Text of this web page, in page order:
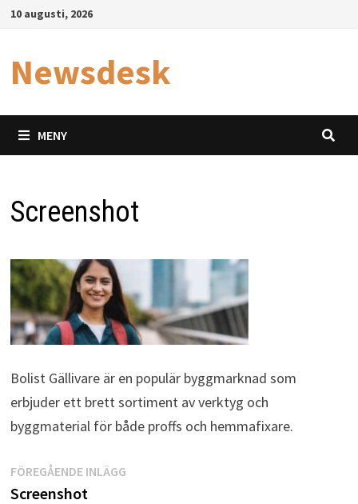
Hoppa
10 augusti, 2026
Newsdesk
MENY
Screenshot
Bolist Gällivare är en populär byggmarknad som
erbjuder ett brett sortiment av verktyg och
byggmaterial för både proffs och hemmafixare.
Inläggsnavigering
FÖREGÅENDE INLÄGGFöregående
Screenshot